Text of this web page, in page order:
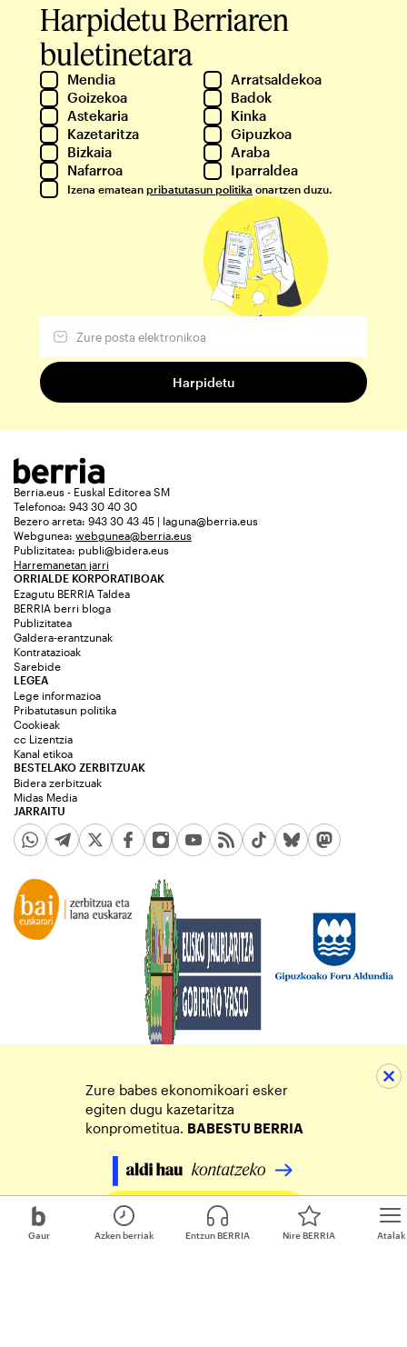
Gaur Atalak
Azken berriak Entzun BERRIA Nire BERRIA
Harpidetu Berriaren
buletinetara
Mendia
Arratsaldekoa
Goizekoa
Badok
Astekaria
Kinka
Kazetaritza
Gipuzkoa
Bizkaia
Araba
Nafarroa
Iparraldea
Izena ematean pribatutasun politika onartzen duzu.
Berria.eus - Euskal Editorea SM
Telefonoa: 943 30 40 30
Bezero arreta: 943 30 43 45 | laguna@berria.eus
Webgunea: webgunea@berria.eus
Publizitatea: publi@bidera.eus
Harremanetan jarri
ORRIALDE KORPORATIBOAK
Ezagutu BERRIA Taldea
BERRIA berri bloga
Publizitatea
Galdera-erantzunak
Kontratazioak
Sarebide
JARRAITU
LEGEA
Lege informazioa
Pribatutasun politika
Cookieak
cc Lizentzia
Kanal etikoa
BESTELAKO ZERBITZUAK
Bidera zerbitzuak
Midas Media
Zure babes ekonomikoari esker
egiten dugu kazetaritza
konprometitua. BABESTU BERRIA
Egin zure ekarpena